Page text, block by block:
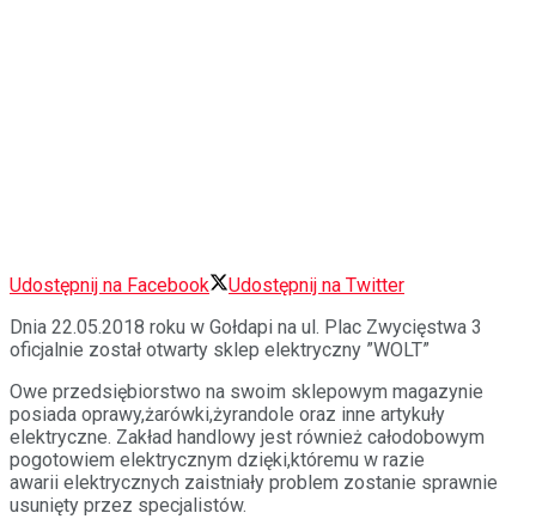
Udostępnij na Facebook
Udostępnij na Twitter
Dnia 22.05.2018 roku w Gołdapi na ul. Plac Zwycięstwa 3
oficjalnie został otwarty sklep elektryczny ”WOLT”
Owe przedsiębiorstwo na swoim sklepowym magazynie
posiada oprawy,żarówki,żyrandole oraz inne artykuły
elektryczne. Zakład handlowy jest również całodobowym
pogotowiem elektrycznym dzięki,któremu w razie
awarii elektrycznych zaistniały problem zostanie sprawnie
usunięty przez specjalistów.